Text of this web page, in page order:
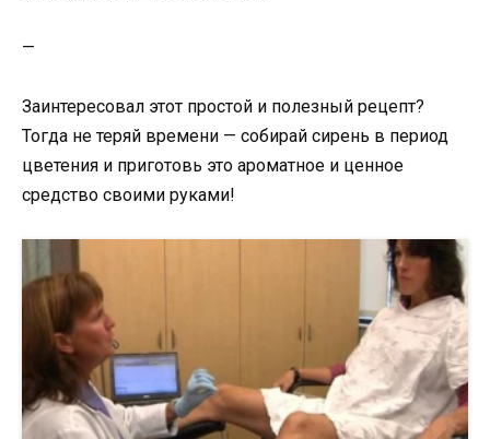
—
Заинтересовал этот простой и полезный рецепт?
Тогда не теряй времени — собирай сирень в период
цветения и приготовь это ароматное и ценное
средство своими руками!